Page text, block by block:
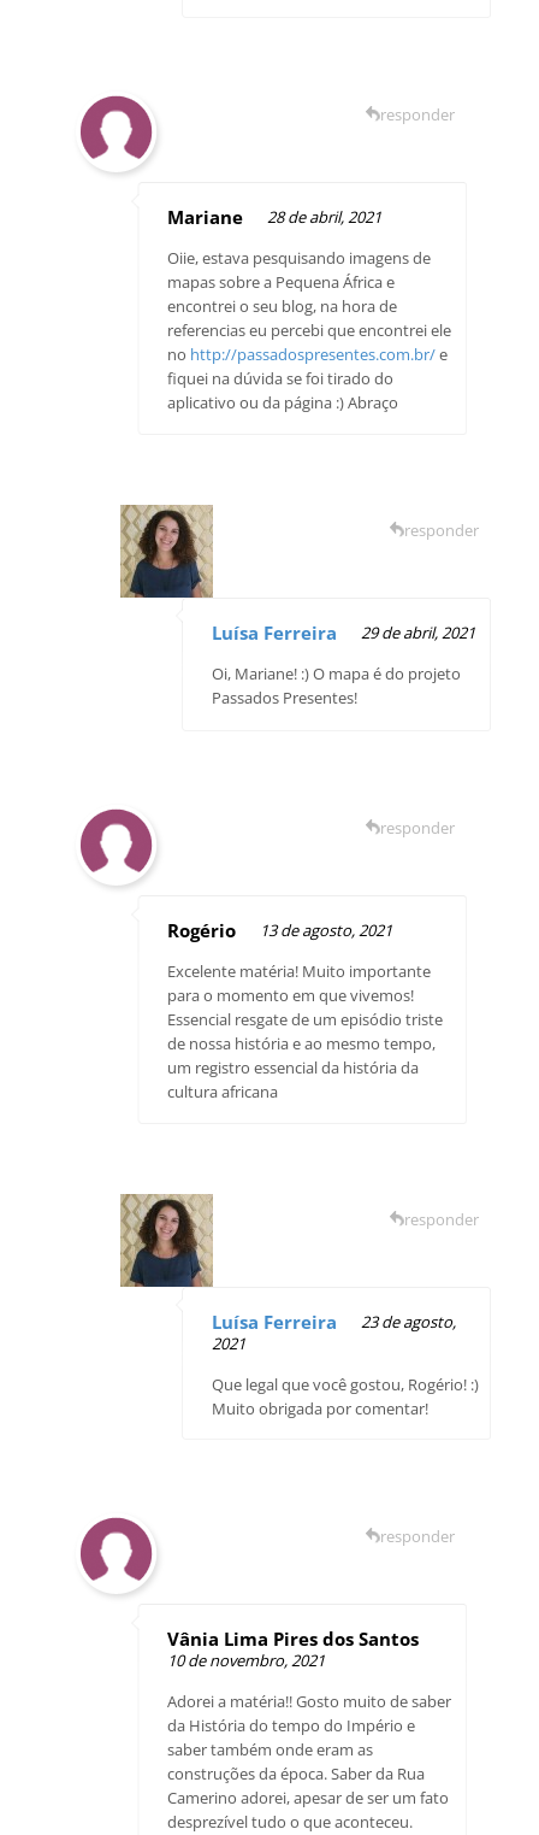
Mariane
28 de abril, 2021
Oiie, estava pesquisando imagens de
mapas sobre a Pequena África e
encontrei o seu blog, na hora de
referencias eu percebi que encontrei ele
no http://passadospresentes.com.br/e
fiquei na dúvida se foi tirado do
aplicativo ou da página :) Abraço
responder
Luísa Ferreira
29 de abril, 2021
Oi, Mariane! :) O mapa é do projeto
Passados Presentes!
responder
Rogério
13 de agosto, 2021
Excelente matéria! Muito importante
para o momento em que vivemos!
Essencial resgate de um episódio triste
de nossa história e ao mesmo tempo,
um registro essencial da história da
cultura africana
responder
Luísa Ferreira
23 de agosto,
2021
Que legal que você gostou, Rogério! :)
Muito obrigada por comentar!
responder
Vânia Lima Pires dos Santos
10 de novembro, 2021
Adorei a matéria!! Gosto muito de saber
da História do tempo do Império e
saber também onde eram as
construções da época. Saber da Rua
Camerino adorei, apesar de ser um fato
desprezível tudo o que aconteceu.
responder